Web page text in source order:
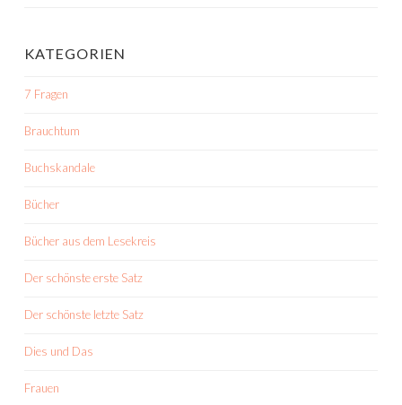
KATEGORIEN
7 Fragen
Brauchtum
Buchskandale
Bücher
Bücher aus dem Lesekreis
Der schönste erste Satz
Der schönste letzte Satz
Dies und Das
Frauen